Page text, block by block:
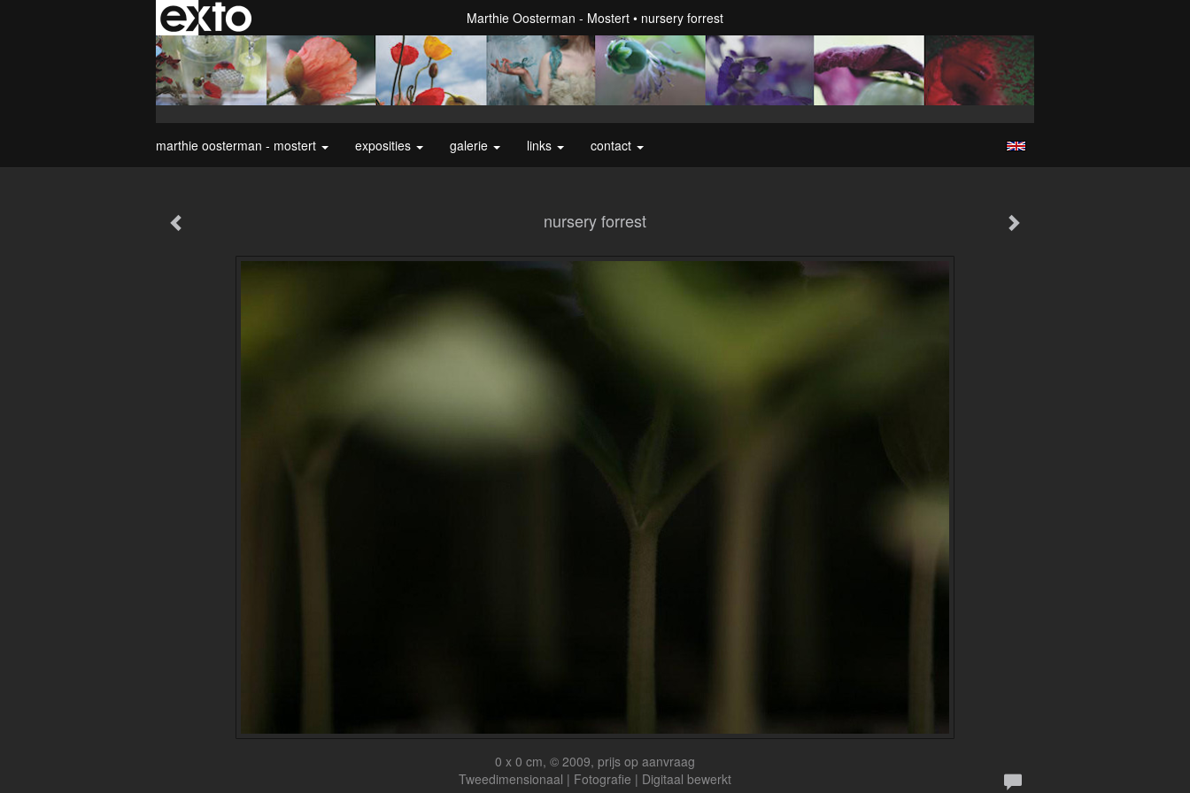
Marthie Oosterman - Mostert nursery forrest
marthie oosterman - mostert exposities galerie links contact
nursery forrest
0 x 0 cm, © 2009, prijs op aanvraag
Tweedimensionaal | Fotografie | Digitaal bewerkt